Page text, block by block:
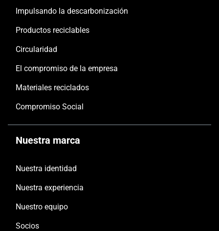
Impulsando la descarbonización
Productos reciclables
Circularidad
El compromiso de la empresa
Materiales reciclados
Compromiso Social
Nuestra marca
Nuestra identidad
Nuestra experiencia
Nuestro equipo
Socios